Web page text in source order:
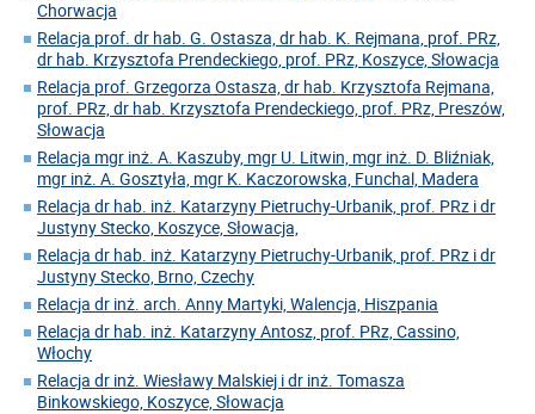
Chorwacja
Relacja prof. dr hab. G. Ostasza, dr hab. K. Rejmana, prof. PRz,
dr hab. Krzysztofa Prendeckiego, prof. PRz, Koszyce, Słowacja
Relacja prof. Grzegorza Ostasza, dr hab. Krzysztofa Rejmana,
prof. PRz, dr hab. Krzysztofa Prendeckiego, prof. PRz, Preszów,
Słowacja
Relacja mgr inż. A. Kaszuby, mgr U. Litwin, mgr inż. D. Bliźniak,
mgr inż. A. Gosztyła, mgr K. Kaczorowska, Funchal, Madera
Relacja dr hab. inż. Katarzyny Pietruchy-Urbanik, prof. PRz i dr
Justyny Stecko, Koszyce, Słowacja,
Relacja dr hab. inż. Katarzyny Pietruchy-Urbanik, prof. PRz i dr
Justyny Stecko, Brno, Czechy
Relacja dr inż. arch. Anny Martyki, Walencja, Hiszpania
Relacja dr hab. inż. Katarzyny Antosz, prof. PRz, Cassino,
Włochy
Relacja dr inż. Wiesławy Malskiej i dr inż. Tomasza
Binkowskiego, Koszyce, Słowacja